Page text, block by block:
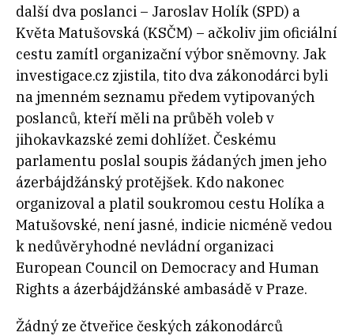
další dva poslanci ­– Jaroslav Holík (SPD) a
Květa Matušovská (KSČM) ­– ačkoliv jim oficiální
cestu zamítl organizační výbor sněmovny. Jak
investigace.cz zjistila, tito dva zákonodárci byli
na jmenném seznamu předem vytipovaných
poslanců, kteří měli na průběh voleb v
jihokavkazské zemi dohlížet. Českému
parlamentu poslal soupis žádaných jmen jeho
ázerbájdžánský protějšek. Kdo nakonec
organizoval a platil soukromou cestu Holíka a
Matušovské, není jasné, indicie nicméně vedou
k nedůvěryhodné nevládní organizaci
European Council on Democracy and Human
Rights a ázerbájdžánské ambasádě v Praze.
Žádný ze čtveřice českých zákonodárců